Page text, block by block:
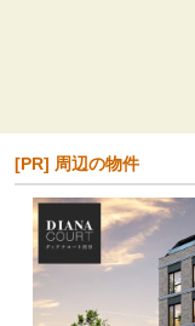
[PR] 周辺の物件